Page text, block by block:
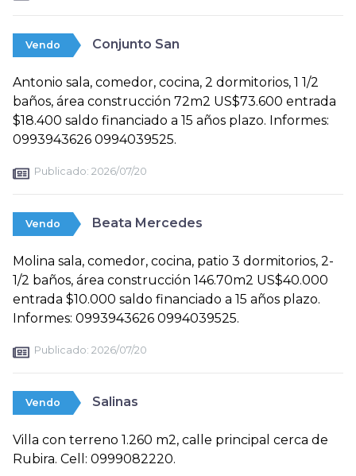
Vendo Conjunto San
Antonio sala, comedor, cocina, 2 dormitorios, 1 1/2
baños, área construcción 72m2 US$73.600 entrada
$18.400 saldo financiado a 15 años plazo. Informes:
0993943626 0994039525.
Publicado: 2026/07/20
Vendo Beata Mercedes
Molina sala, comedor, cocina, patio 3 dormitorios, 2-
1/2 baños, área construcción 146.70m2 US$40.000
entrada $10.000 saldo financiado a 15 años plazo.
Informes: 0993943626 0994039525.
Publicado: 2026/07/20
Vendo Salinas
Villa con terreno 1.260 m2, calle principal cerca de
Rubira. Cell: 0999082220.